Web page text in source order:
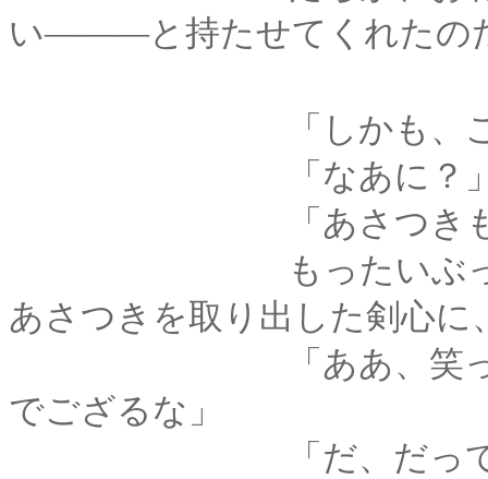
い―――と持たせてくれたの
「しかも、これだ
「なあに？
「あさつきも付け
もったいぶった様子
あさつきを取り出した剣心
「ああ、笑った。ほ
でござるな」
「だ、だってその組